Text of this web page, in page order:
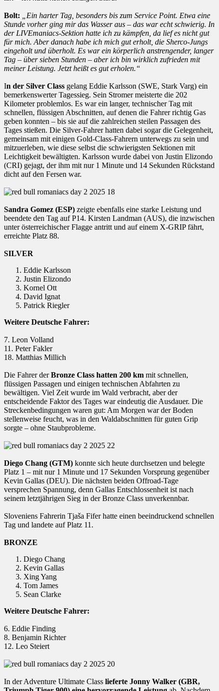
Bolt: „Ein harter Tag, besonders bis zum Service Point. Etwa eine
Stunde vorher ging mir das Wasser aus – das war echt schwierig. In
der LIVEmaniacs-Sektion hatte ich zu kämpfen, da lief es nicht gut
für mich. Aber danach habe ich mich gut erholt, die Sherco-Jungs
eingeholt und überholt. Es war ein körperlich anstrengender, langer
Tag – über sieben Stunden – aber ich bin wirklich zufrieden mit
meiner Leistung. Jetzt heißt es gut erholen.“
In der Silver Class gelang Eddie Karlsson (SWE, Stark Varg) ein
bemerkenswerter Tagessieg. Sein Stromer meisterte die 202
Kilometer problemlos. Es war ein langer, technischer Tag mit
schnellen, flüssigen Abschnitten, auf denen die Fahrer richtig Gas
geben konnten – bis sie auf die zahlreichen steilen Passagen des
Tages stießen. Die Silver-Fahrer hatten dabei sogar die Gelegenheit,
gemeinsam mit einigen Gold-Class-Fahrern unterwegs zu sein und
mitzuerleben, wie diese selbst die schwierigsten Sektionen mit
Leichtigkeit bewältigten. Karlsson wurde dabei von Justin Elizondo
(CRI) gejagt, der ihm mit nur 1 Minute und 14 Sekunden Rückstand
dicht auf den Fersen war.
Sandra Gomez (ESP) zeigte ebenfalls eine starke Leistung und
beendete den Tag auf P14. Kirsten Landman (AUS), die inzwischen
unter österreichischer Flagge antritt und auf einem X-GRIP fährt,
erreichte Platz 88.
SILVER
Eddie Karlsson
Justin Elizondo
Kornel Ott
David Ignat
Patrick Riegler
Weitere Deutsche Fahrer:
7. Leon Volland
11. Peter Fakler
18. Matthias Millich
Die Fahrer derBronze Class hatten 200 km mit schnellen,
flüssigen Passagen und einigen technischen Abfahrten zu
bewältigen. Viel Zeit wurde im Wald verbracht, aber der
entscheidende Faktor des Tages war eindeutig die Ausdauer. Die
Streckenbedingungen waren gut: Am Morgen war der Boden
stellenweise feucht, was in den Waldabschnitten für guten Grip
sorgte – ohne Staubprobleme.
Diego Chang (GTM) konnte sich heute durchsetzen und belegte
Platz 1 – mit nur 1 Minute und 17 Sekunden Vorsprung gegenüber
Kevin Gallas (DEU). Die nächsten beiden Offroad-Tage
versprechen Spannung, denn Gallas Entschlossenheit ist nach
seinem letztjährigen Sieg in der Bronze Class unverkennbar.
Sloveniens Fahrerin Tjaša Fifer hatte einen beeindruckend schnellen
Tag und landete auf Platz 11.
BRONZE
Diego Chang
Kevin Gallas
Xing Yang
Tom James
Sean Clarke
Weitere Deutsche Fahrer:
6. Eddie Finding
8. Benjamin Richter
12. Leo Steiert
In der Adventure Ultimate Class lieferte Jonny Walker (GBR,